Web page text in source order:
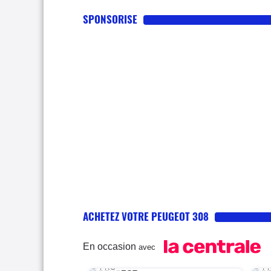
SPONSORISE
ACHETEZ VOTRE PEUGEOT 308
En occasion avec
PRO